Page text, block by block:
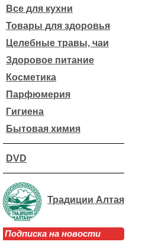
Все для кухни
Товары для здоровья
Целебные травы, чаи
Здоровое питание
Косметика
Парфюмерия
Гигиена
Бытовая химия
DVD
Традиции Алтая
Подписка на новости